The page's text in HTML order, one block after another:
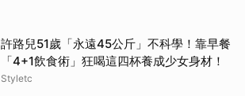
許路兒51歲「永遠45公斤」不科學！靠早餐
「4+1飲食術」狂喝這四杯養成少女身材！
Styletc